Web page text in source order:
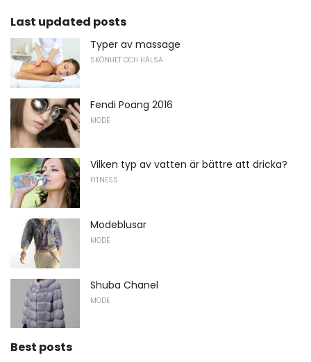
Last updated posts
Typer av massage
SKÖNHET OCH HÄLSA
Fendi Poäng 2016
MODE
Vilken typ av vatten är bättre att dricka?
FITNESS
Modeblusar
MODE
Shuba Chanel
MODE
Best posts